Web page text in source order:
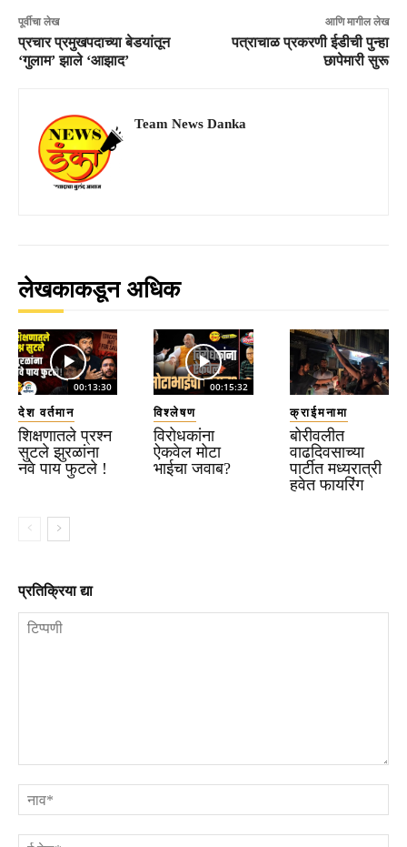
पूर्वीचा लेख
प्रचार प्रमुखपदाच्या बेडयांतून
‘गुलाम’ झाले ‘आझाद’
आणि मागील लेख
पत्राचाळ प्रकरणी ईडीची पुन्हा
छापेमारी सुरू
Team News Danka
लेखकाकडून अधिक
00:13:30
देश वर्तमान
शिक्षणातले प्रश्न
सुटले झुरळांना
नवे पाय फुटले !
00:15:32
विश्लेषण
विरोधकांना
ऐकवेल मोटा
भाईचा जवाब?
क्राईमनामा
बोरीवलीत
वाढदिवसाच्या
पार्टीत मध्यरात्री
हवेत फायरिंग
प्रतिक्रिया द्या